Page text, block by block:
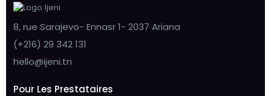
8, rue Sarajevo- Ennasr 1- 2037 Ariana
(+216) 29 342 131
hello@ijeni.tn
Pour Les Prestataires